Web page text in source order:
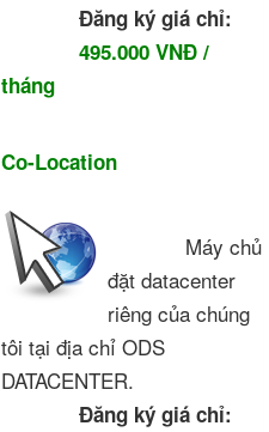
Đăng ký giá chỉ:
495.000 VNĐ /
tháng
Co-Location
Máy chủ
đặt datacenter
riêng của chúng
tôi tại địa chỉ ODS
DATACENTER.
Đăng ký giá chỉ: